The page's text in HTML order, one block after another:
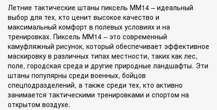
Летние тактические штаны пиксель ММ14 – идеальный
выбор для тех, кто ценит высокое качество и
максимальный комфорт в полевых условиях и на
тренировках. Пиксель ММ14 – это современный
камуфляжный рисунок, который обеспечивает эффективное
маскировку в различных типах местности, таких как лес,
поле, городская среда и другие природные ландшафты. Эти
штаны популярны среди военных, бойцов
спецподразделений, а также среди тех, кто активно
занимается тактическими тренировками и спортом на
открытом воздухе.